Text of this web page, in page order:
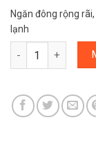
Ngăn đông rộng
lạnh
Tủ Đông Sanaky